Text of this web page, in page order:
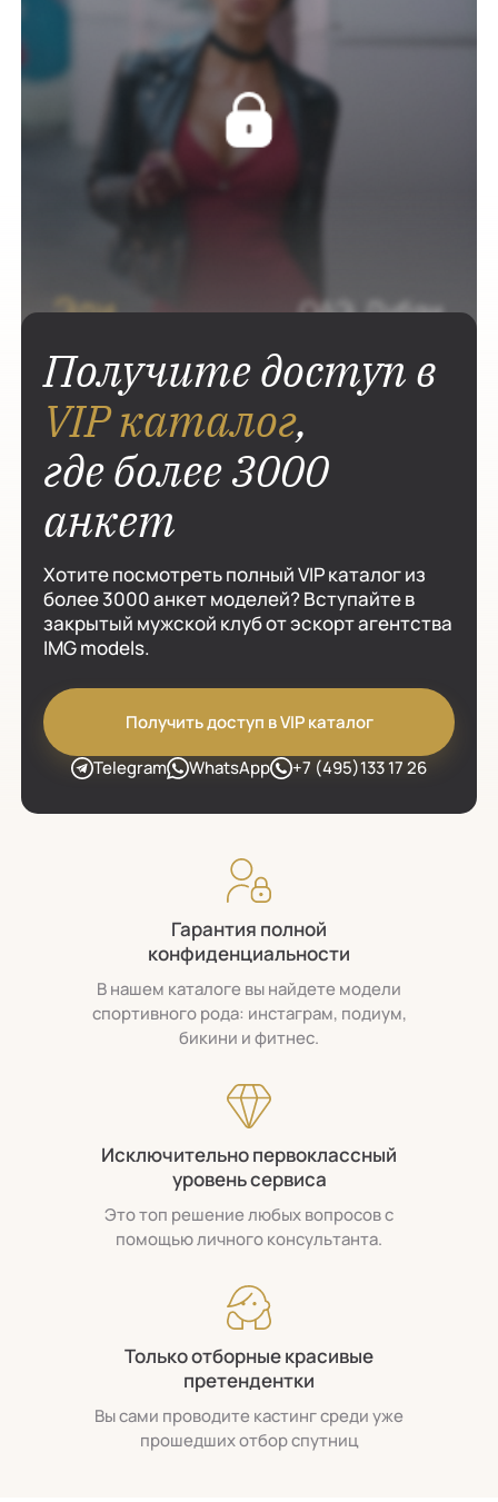
Получите доступ в
VIP каталог,
где более 3000
анкет
Хотите посмотреть полный VIP каталог из
более 3000 анкет моделей? Вступайте в
закрытый мужской клуб от эскорт агентства
IMG models.
Получить доступ в VIP каталог
Telegram
WhatsApp +7 (495)133 17 26
Гарантия полной
конфиденциальности
В нашем каталоге вы найдете модели
спортивного рода: инстаграм, подиум,
бикини и фитнес.
Исключительно первоклассный
уровень сервиса
Это топ решение любых вопросов с
помощью личного консультанта.
Только отборные красивые
претендентки
Вы сами проводите кастинг среди уже
прошедших отбор спутниц